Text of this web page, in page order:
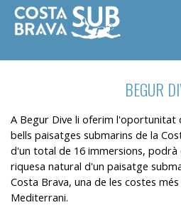
BEGUR
A Begur Dive li oferim l'oportunitat
bells paisatges submarins de la
d'un total de 16 immersions, podrà
riquesa natural d'un paisatge
Costa Brava, una de les costes
Mediterrani.